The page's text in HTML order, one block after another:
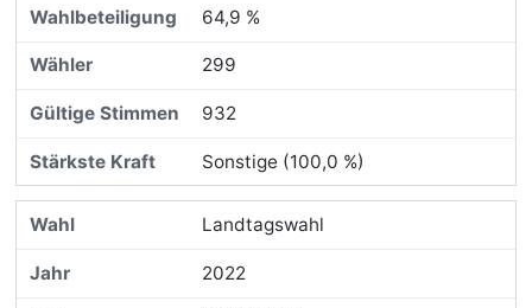
64,9 %
299
932
Sonstige (100,0 %)
Landtagswahl
2022